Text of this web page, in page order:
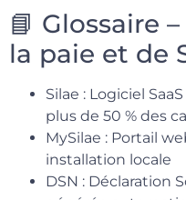
📘 Glossaire
la paie et de
Silae : Logiciel
plus de 50 % des
MySilae : Portail
installation locale
DSN : Déclaration